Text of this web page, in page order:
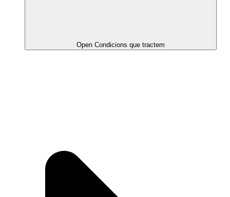
Open Condicions que tractem